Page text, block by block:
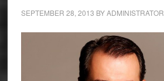
SEPTEMBER 28, 2013 BYADMINISTRATOR